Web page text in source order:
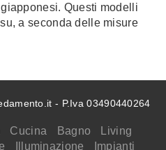
Questi modelli
a seconda delle misure
- P.Iva 03490440264
Cucina Bagno
Living
Illuminazione Impianti